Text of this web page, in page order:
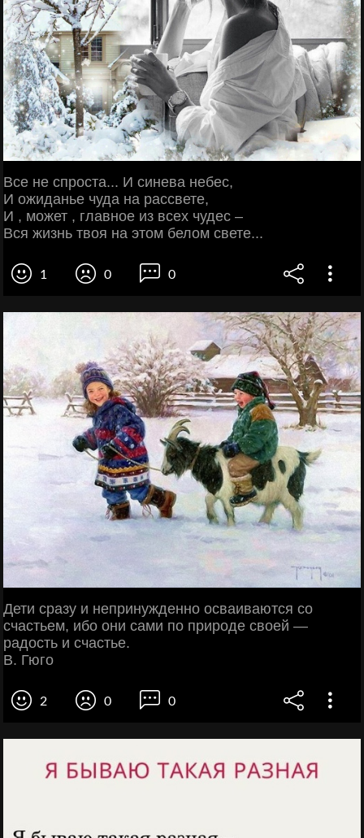
Все не спроста... И синева небес,
И ожиданье чуда на рассвете,
И , может , главное из всех чудес –
Вся жизнь твоя на этом белом свете...
1 0 0
Дети сразу и непринужденно осваиваются со
счастьем, ибо они сами по природе своей —
радость и счастье.
В. Гюго
2 0 0